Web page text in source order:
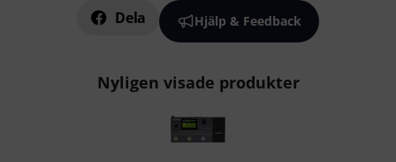
Dela Hjälp & Feedback
Nyligen visade produkter